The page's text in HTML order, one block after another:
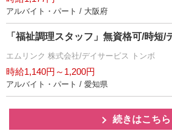
アルバイト・パート / 大阪府
「福祉調理スタッフ」無資格可/時短/
エムリンク 株式会社/デイサービス トンボ
時給1,140円～1,200円
アルバイト・パート / 愛知県
続きはこちら